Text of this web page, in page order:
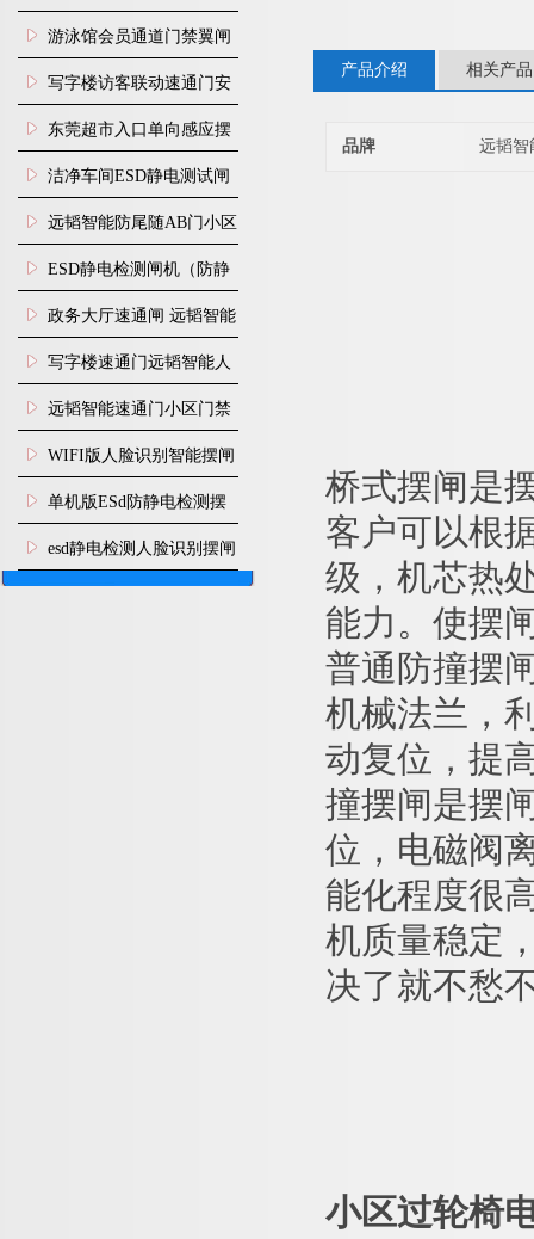
闸机
游泳馆会员通道门禁翼闸
写字楼访客联动速通门安
装
东莞超市入口单向感应摆
闸安装
洁净车间ESD静电测试闸
机
远韬智能防尾随AB门小区
门禁闸机安装
​ESD静电检测闸机（防静
电门禁通道系统）
政务大厅速通闸 远韬智能
防尾随静音速通门
写字楼速通门远韬智能人
脸识别快速通道闸
远韬智能速通门小区门禁
闸机食堂消费摆闸
WIFI版人脸识别智能摆闸
机
单机版ESd防静电检测摆
闸机
esd静电检测人脸识别摆闸
安装
产品介绍 相关产品
品牌 远韬智
桥式摆闸是
客户可以根
级，机芯热
能力。使摆
普通防撞摆
机械法兰，
动复位，提
撞摆闸是摆
位，电磁阀
能化程度很
机质量稳定
决了就不愁
小区过轮椅